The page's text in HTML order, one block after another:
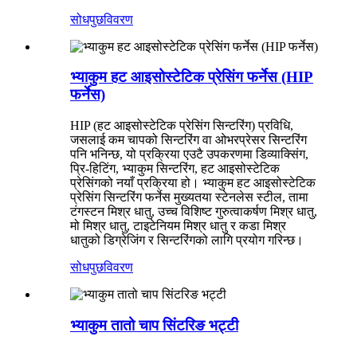
सोधपुछविवरण
भ्याकुम हट आइसोस्टेटिक प्रेसिंग फर्नेस (HIP
फर्नेस)
HIP (हट आइसोस्टेटिक प्रेसिंग सिन्टरिंग) प्रविधि,
जसलाई कम चापको सिन्टरिंग वा ओभरप्रेसर सिन्टरिंग
पनि भनिन्छ, यो प्रक्रिया एउटै उपकरणमा डिव्याक्सिंग,
प्रि-हिटिंग, भ्याकुम सिन्टरिंग, हट आइसोस्टेटिक
प्रेसिंगको नयाँ प्रक्रिया हो। भ्याकुम हट आइसोस्टेटिक
प्रेसिंग सिन्टरिंग फर्नेस मुख्यतया स्टेनलेस स्टील, तामा
टंगस्टन मिश्र धातु, उच्च विशिष्ट गुरुत्वाकर्षण मिश्र धातु,
मो मिश्र धातु, टाइटेनियम मिश्र धातु र कडा मिश्र
धातुको डिग्रेजिंग र सिन्टरिंगको लागि प्रयोग गरिन्छ।
सोधपुछविवरण
भ्याकुम तातो चाप सिंटरिङ भट्टी